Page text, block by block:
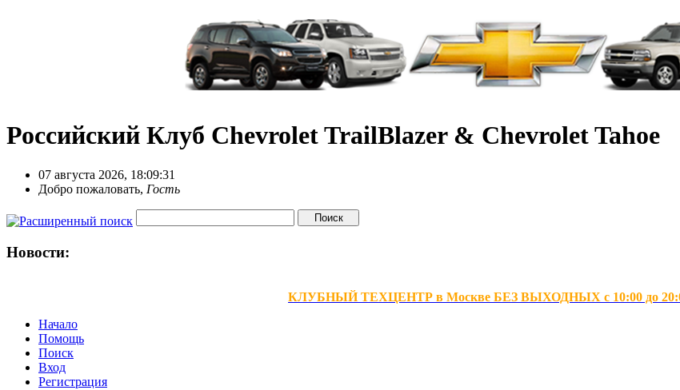
Российский Клуб Chevrolet TrailBlazer & Chevrolet Tahoe
07 августа 2026, 18:09:31
Добро пожаловать, Гость
Новости:
КЛУБНЫЙ ТЕХЦЕНТР в Москве БЕЗ ВЫХОДНЫХ с 10:00 до 20:00
Начало
Помощь
Поиск
Вход
Регистрация